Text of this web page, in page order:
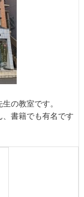
の教室です。
書籍でも有名です